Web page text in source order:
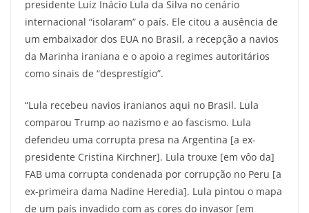
presidente Luiz Inácio Lula da Silva no cenário
internacional “isolaram” o país. Ele citou a ausência de
um embaixador dos EUA no Brasil, a recepção a navios
da Marinha iraniana e o apoio a regimes autoritários
como sinais de “desprestígio”.
“Lula recebeu navios iranianos aqui no Brasil. Lula
comparou Trump ao nazismo e ao fascismo. Lula
defendeu uma corrupta presa na Argentina [a ex-
presidente Cristina Kirchner]. Lula trouxe [em vôo da]
FAB uma corrupta condenada por corrupção no Peru [a
ex-primeira dama Nadine Heredia]. Lula pintou o mapa
de um país invadido com as cores do invasor [em